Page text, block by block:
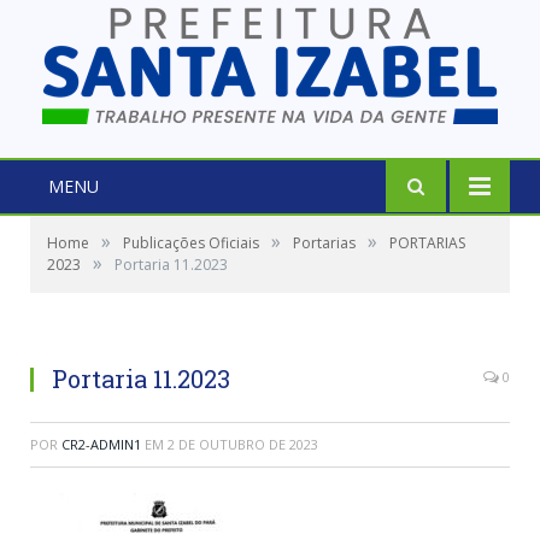
MENU
Home » Publicações Oficiais » Portarias »
PORTARIAS
2023
» Portaria 11.2023
Portaria 11.2023 0
POR CR2-ADMIN1 EM 2 DE OUTUBRO DE 2023